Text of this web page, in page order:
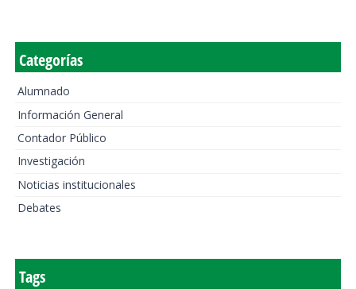
Categorías
Alumnado
Información General
Contador Público
Investigación
Noticias institucionales
Debates
Tags